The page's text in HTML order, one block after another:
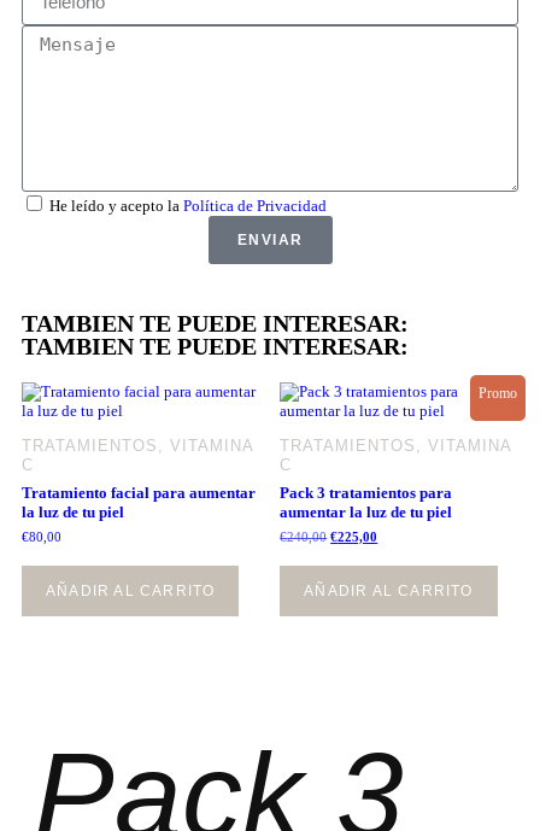
He leído y acepto la Política de Privacidad
ENVIAR
TAMBIEN TE PUEDE INTERESAR:
TAMBIEN TE PUEDE INTERESAR:
TRATAMIENTOS, VITAMINA
C
Tratamiento facial para aumentar
la luz de tu piel
€80,00
AÑADIR AL CARRITO
Promo
TRATAMIENTOS, VITAMINA
C
Pack 3 tratamientos para
aumentar la luz de tu piel
€240,00 €225,00
AÑADIR AL CARRITO
Pack 3